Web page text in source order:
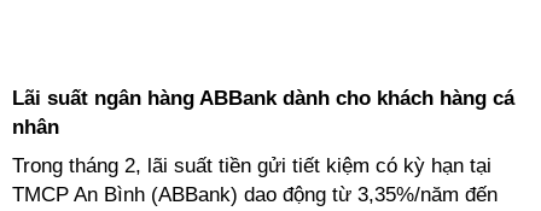
Lãi suất ngân hàng ABBank dành cho khách hàng cá
nhân
Trong tháng 2, lãi suất tiền gửi tiết kiệm có kỳ hạn tại
TMCP An Bình (ABBank) dao động từ 3,35%/năm đến